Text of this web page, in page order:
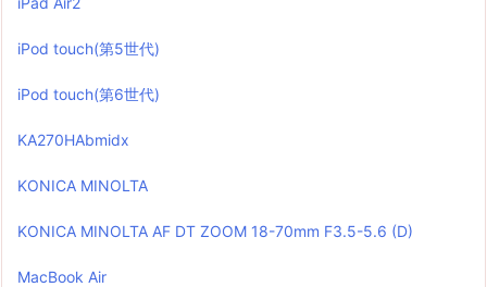
iPod touch(第5世代)
iPod touch(第6世代)
KA270HAbmidx
KONICA MINOLTA
KONICA MINOLTA AF DT ZOOM 18-70mm F3.5-5.6 (D)
MacBook Air